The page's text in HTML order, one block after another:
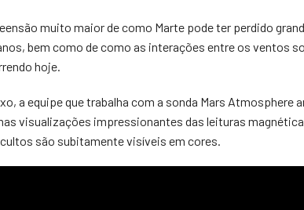
muito maior de como Marte pode ter perdido
bem como de como as interações entre os ventos
hoje.
a equipe que trabalha com a sonda Mars Atmosphere
visualizações impressionantes das leituras
são subitamente visíveis em cores.